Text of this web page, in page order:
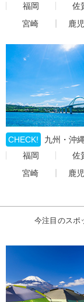
福岡
佐
宮崎
鹿
CHECK!
九州・沖
福岡
佐
宮崎
鹿
今注目のスポ